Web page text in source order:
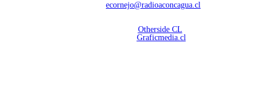
ecornejo@radioaconcagua.cl
Otherside CL
Graficmedia.cl